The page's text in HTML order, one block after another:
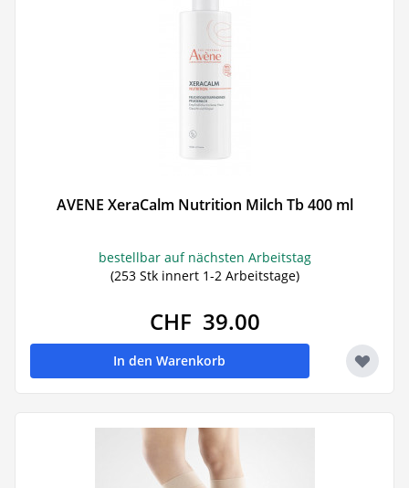
AVENE XeraCalm Nutrition Milch Tb 400 ml
bestellbar auf nächsten Arbeitstag
(253 Stk innert 1-2 Arbeitstage)
CHF 39.00
In den Warenkorb